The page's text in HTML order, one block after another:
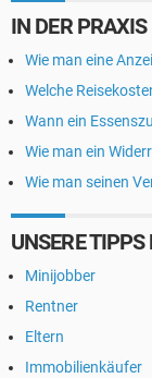
IN DER PRAXIS
Wie man eine
Welche
Wann ein
Wie man ein
Wie man seinen
UNSERE TIPPS
Minijobber
Rentner
Eltern
Immobilienkäufer